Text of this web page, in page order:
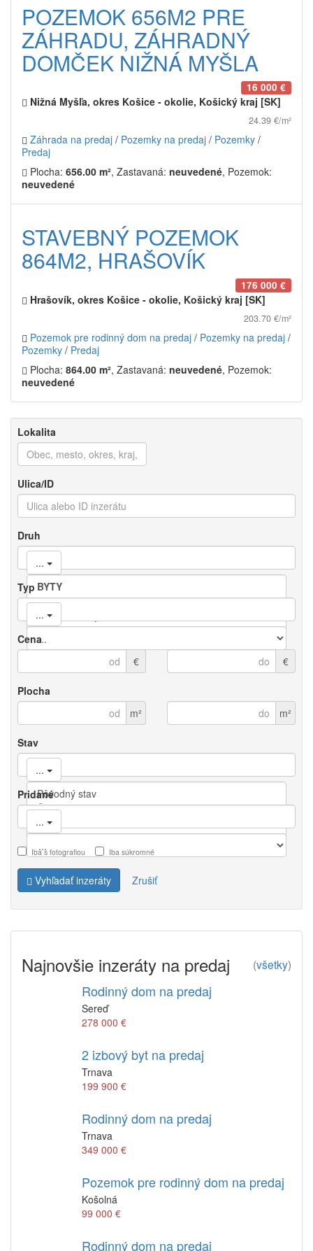
POZEMOK 656M2 PRE
ZÁHRADU, ZÁHRADNÝ
DOMČEK NIŽNÁ MYŠLA
16 000 €
Nižná Myšľa, okres Košice - okolie, Košický kraj [SK]
24.39 €/m²
Záhrada na predaj / Pozemky na predaj / Pozemky /
Predaj
Plocha: 656.00 m², Zastavaná: neuvedené, Pozemok:
neuvedené
STAVEBNÝ POZEMOK
864M2, HRAŠOVÍK
176 000 €
Hrašovík, okres Košice - okolie, Košický kraj [SK]
203.70 €/m²
Pozemok pre rodinný dom na predaj / Pozemky na predaj /
Pozemky / Predaj
Plocha: 864.00 m², Zastavaná: neuvedené, Pozemok:
neuvedené
Lokalita
Ulica/ID
Druh
...
Typ
...
Cena
€
€
Plocha
m²
m²
Stav
...
Pridané
...
Iba s fotografiou Iba súkromné
Vyhľadať inzeráty Zrušiť
(všetky)
Najnovšie inzeráty na predaj
Rodinný dom na predaj
Sereď
278 000 €
2 izbový byt na predaj
Trnava
199 900 €
Rodinný dom na predaj
Trnava
349 000 €
Pozemok pre rodinný dom na predaj
Košolná
99 000 €
Rodinný dom na predaj